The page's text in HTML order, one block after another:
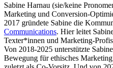
Sabine Harnau (sie/keine
Marketing und Conversion-
2017 gründete Sabine die
Communications. Hier leitet
Texter*innen und Marketing-
Von 2018-2025 unterstützte
Bewegung für ethisches